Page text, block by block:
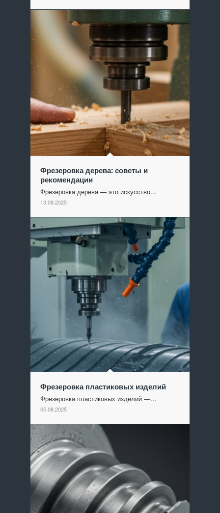
Фрезеровка дерева: советы и
рекомендации
Фрезеровка дерева — это искусство…
13.08.2025
Фрезеровка пластиковых изделий
Фрезеровка пластиковых изделий —…
05.08.2025